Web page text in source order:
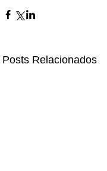
Posts Relacionados